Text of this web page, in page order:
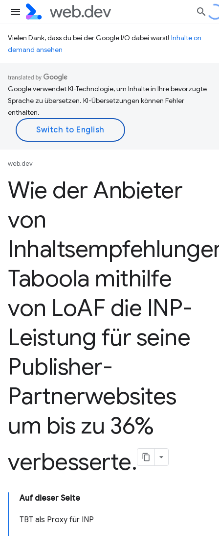
Vielen Dank, dass du bei der Google I/O dabei warst! Inhalte on
demand ansehen
Google verwendet KI-Technologie, um Inhalte in Ihre bevorzugte
Sprache zu übersetzen. KI-Übersetzungen können Fehler
enthalten.
web.dev
Wie der Anbieter
von
Taboola mithilfe
von LoAF die INP-
Leistung für seine
Publisher-
Partnerwebsites
um bis zu 36%
verbesserte.
Auf dieser Seite
TBT als Proxy für INP